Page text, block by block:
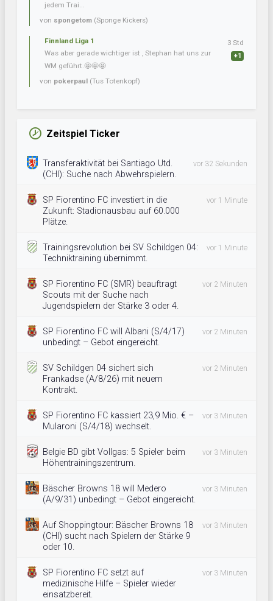
jedem Trai...
von spongetom (Sponge Kickers)
Finnland Liga 1
Was aber gerade wichtiger ist , Stephan hat uns zur
WM geführt.🤩🤩🤩
von pokerpaul (Tus Totenkopf)
3 Std
+1
Zeitspiel Ticker
Transferaktivität bei Santiago Utd.
(CHI): Suche nach Abwehrspielern.
vor 32 Sekunden
SP Fiorentino FC investiert in die
Zukunft: Stadionausbau auf 60.000
Plätze.
vor 1 Minute
Trainingsrevolution bei SV Schildgen 04:
Techniktraining übernimmt.
vor 1 Minute
SP Fiorentino FC (SMR) beauftragt
Scouts mit der Suche nach
Jugendspielern der Stärke 3 oder 4.
vor 2 Minuten
SP Fiorentino FC will Albani (S/4/17)
unbedingt – Gebot eingereicht.
vor 2 Minuten
SV Schildgen 04 sichert sich
Frankadse (A/8/26) mit neuem
Kontrakt.
vor 2 Minuten
SP Fiorentino FC kassiert 23,9 Mio. € –
Mularoni (S/4/18) wechselt.
vor 3 Minuten
Belgie BD gibt Vollgas: 5 Spieler beim
Höhentrainingszentrum.
vor 3 Minuten
Bäscher Browns 18 will Medero
(A/9/31) unbedingt – Gebot eingereicht.
vor 3 Minuten
Auf Shoppingtour: Bäscher Browns 18
(CHI) sucht nach Spielern der Stärke 9
oder 10.
vor 3 Minuten
SP Fiorentino FC setzt auf
medizinische Hilfe – Spieler wieder
einsatzbereit.
vor 3 Minuten